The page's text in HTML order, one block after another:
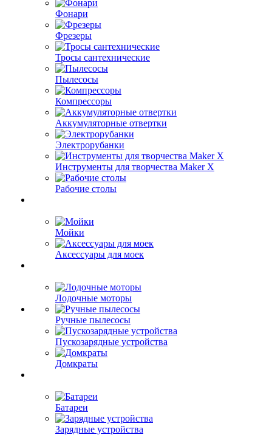
Фонари
Фрезеры
Тросы сантехнические
Пылесосы
Компрессоры
Аккумуляторные отвертки
Электрорубанки
Инструменты для творчества Maker X
Рабочие столы
Мойки
Аксессуары для моек
Лодочные моторы
Ручные пылесосы
Пускозарядные устройства
Домкраты
Батареи
Зарядные устройства